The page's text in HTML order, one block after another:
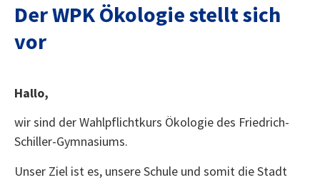
Der WPK Ökologie stellt sich
vor
Hallo,
wir sind der Wahlpflichtkurs Ökologie des Friedrich-
Schiller-Gymnasiums.
Unser Ziel ist es, unsere Schule und somit die Stadt